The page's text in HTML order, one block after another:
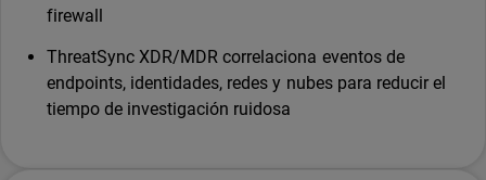
firewall
ThreatSync XDR/MDR correlaciona eventos de
endpoints, identidades, redes y nubes para reducir el
tiempo de investigación ruidosa